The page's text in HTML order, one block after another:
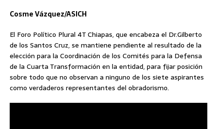
Cosme Vázquez/ASICH
El Foro Político Plural 4T Chiapas, que encabeza el Dr.Gilberto
de los Santos Cruz, se mantiene pendiente al resultado de la
elección para la Coordinación de los Comités para la Defensa
de la Cuarta Transformación en la entidad, para fijar posición
sobre todo que no observan a ninguno de los siete aspirantes
como verdaderos representantes del obradorismo.